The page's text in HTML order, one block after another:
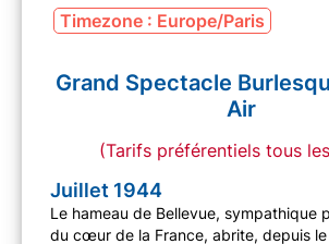
Timezone : Europe/Paris
Grand Spectacle
Air
(Tarifs préférentiels tous
Juillet 1944
Le hameau de Bellevue, sympathique
du cœur de la France, abrite, depuis